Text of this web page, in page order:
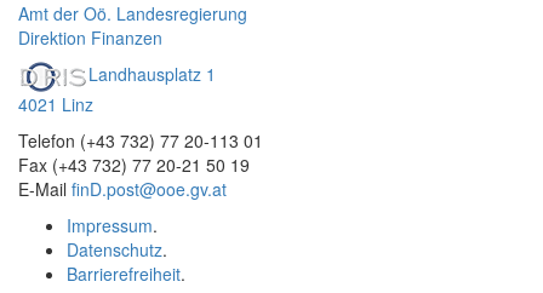
Amt der Oö. Landesregierung
Direktion Finanzen
Landhausplatz 1
4021 Linz
Telefon (+43 732) 77 20-113 01
Fax (+43 732) 77 20-21 50 19
E-Mail finD.post@ooe.gv.at
Impressum.
Datenschutz.
Barrierefreiheit.